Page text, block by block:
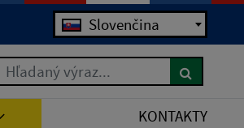
Jazyk Slovenčina
Hľadaný výraz...
KONTAKTY